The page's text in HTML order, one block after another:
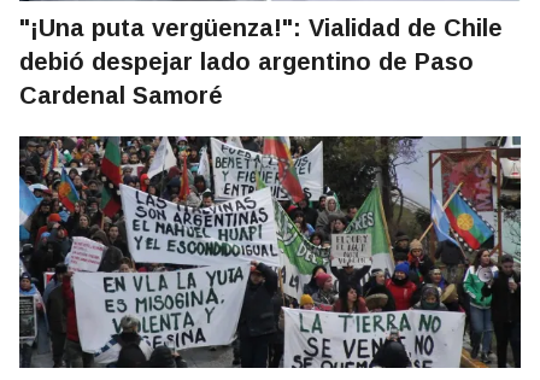
"¡Una puta vergüenza!": Vialidad de Chile
debió despejar lado argentino de Paso
Cardenal Samoré